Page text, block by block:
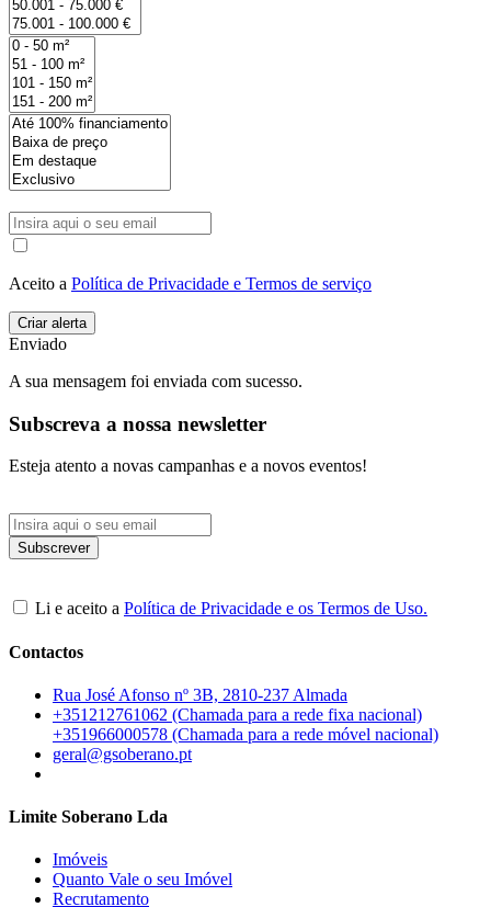
Aceito a Política de Privacidade e Termos de serviço
Enviado
A sua mensagem foi enviada com sucesso.
Subscreva a nossa newsletter
Esteja atento a novas campanhas e a novos eventos!
Li e aceito a Política de Privacidade e os Termos de Uso.
Contactos
Rua José Afonso nº 3B, 2810-237 Almada
+351212761062 (Chamada para a rede fixa nacional)
+351966000578 (Chamada para a rede móvel nacional)
geral@gsoberano.pt
Limite Soberano Lda
Imóveis
Quanto Vale o seu Imóvel
Recrutamento